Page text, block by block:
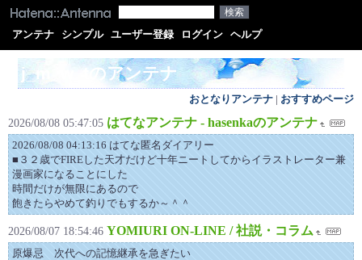
アンテナ シンプル ユーザー登録 ログイン ヘルプ
j_m_w_tのアンテナ
おとなりアンテナ | おすすめページ
2026/08/08 05:47:05 はてなアンテナ - hasenkaのアンテナ
2026/08/08 04:13:16 はてな匿名ダイアリー
■３２歳でFIREした天才だけど十年ニートしてからイラストレーター兼
漫画家になることにした
時間だけが無限にあるので
飽きたらやめて釣りでもするか～＾＾
2026/08/07 18:54:46 YOMIURI ON-LINE / 社説・コラム
原爆忌 次代への記憶継承を急ぎたい